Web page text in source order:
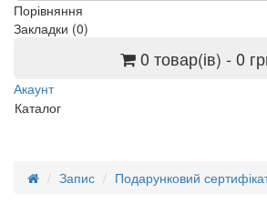
Порівняння
Закладки (0)
0 товар(ів) - 0
Акаунт
Каталог
Запис Подарунковий